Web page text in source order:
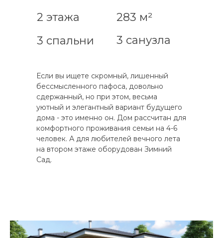
2 этажа
283 м²
3 спальни
3 санузла
Если вы ищете скромный, лишенный
бессмысленного пафоса, довольно
сдержанный, но при этом, весьма
уютный и элегантный вариант будущего
дома - это именно он. Дом рассчитан для
комфортного проживания семьи на 4-6
человек. А для любителей вечного лета
на втором этаже оборудован Зимний
Сад.